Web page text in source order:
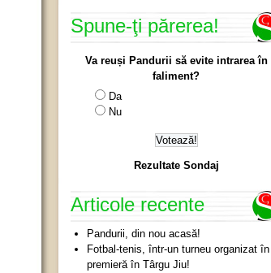
Spune-ţi părerea!
Va reuși Pandurii să evite intrarea în
faliment?
Da
Nu
Rezultate Sondaj
Articole recente
Pandurii, din nou acasă!
Fotbal-tenis, într-un turneu organizat în
premieră în Târgu Jiu!